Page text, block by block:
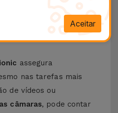
ainda qualidade de
gosta ou precisa editar
ou simplesmente
assegura
nas tarefas mais
de vídeos ou
câmaras, pode contar
Aceitar